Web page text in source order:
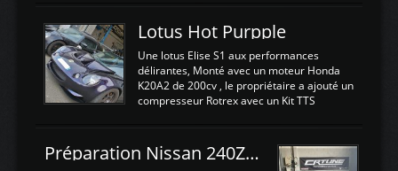
est temps de brancher le ...
légere découpe du plastique inferieur,
negénant en rien la structure ou le
fonctionnement du fond plat. Une
reprogrammation Stage 2 est faite sur le
calculateur d'origine. Une alternative
économique au passage sur Hondata
d'origine 310cv et 400Nn , Une fois
reprogrammé et les ...
Lotus Hot Purpple
Une lotus Elise S1 aux performances
délirantes, Monté avec un moteur Honda
K20A2 de 200cv , le propriétaire a ajouté un
compresseur Rotrex avec un Kit TTS
d'augmenter la puissance de son moteur:
un watercooler a été ajouté. 300Cv sans
Préparation Nissan 240Z SR20DET